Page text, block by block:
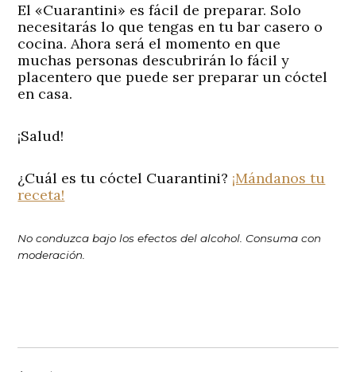
El «Cuarantini» es fácil de preparar. Solo
necesitarás lo que tengas en tu bar casero o
cocina. Ahora será el momento en que
muchas personas descubrirán lo fácil y
placentero que puede ser preparar un cóctel
en casa.
¡Salud!
¿Cuál es tu cóctel Cuarantini? ¡Mándanos tu
receta!
No conduzca bajo los efectos del alcohol. Consuma con
moderación.